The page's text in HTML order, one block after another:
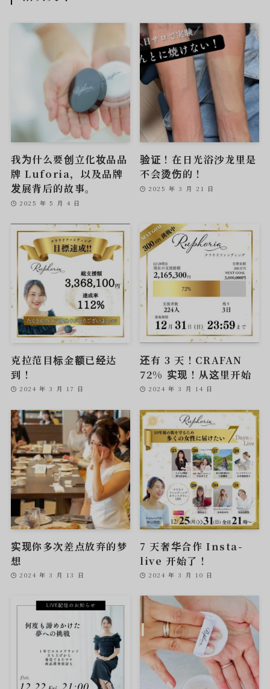
我为什么要创立化妆品品
牌 Luforia，以及品牌
发展背后的故事。
2025 年 5 月 4 日
验证！在日光浴沙龙里是
不会烫伤的！
2025 年 3 月 21 日
克拉范目标金额已经达
到！
2024 年 3 月 17 日
还有 3 天！CRAFAN
72% 实现！从这里开始
2024 年 3 月 14 日
实现你多次差点放弃的梦
想
2024 年 3 月 13 日
7 天奢华合作 Insta-
live 开始了！
2024 年 3 月 10 日